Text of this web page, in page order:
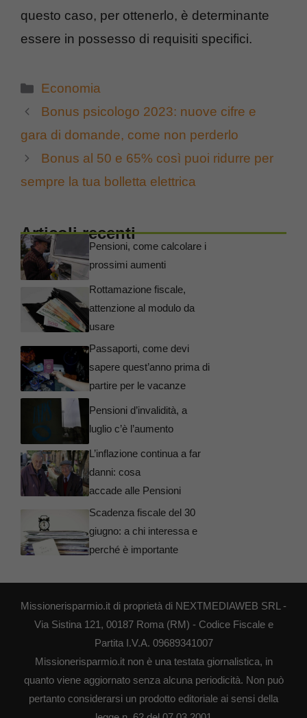
questo caso, per ottenerlo, è determinante
essere in possesso di requisiti specifici.
Categorie
Economia
Bonus psicologo 2023: nuove cifre e
gara di domande, come non perderlo
Bonus al 50 e 65% così puoi ridurre per
sempre la tua bolletta elettrica
Articoli recenti
Pensioni, come calcolare i
prossimi aumenti
Rottamazione fiscale,
attenzione al modulo da
usare
Passaporti, come devi
sapere quest’anno prima di
partire per le vacanze
Pensioni d’invalidità, a
luglio c’è l’aumento
L’inflazione continua a far
danni: cosa
accade alle Pensioni
Scadenza fiscale del 30
giugno: a chi interessa e
perché è importante
Missionerisparmio.it di proprietà di NEXTMEDIAWEB SRL -
Via Sistina 121, 00187 Roma (RM) - Codice Fiscale e
Partita I.V.A. 09689341007
Missionerisparmio.it non è una testata giornalistica, in
quanto viene aggiornato senza alcuna periodicità. Non può
pertanto considerarsi un prodotto editoriale ai sensi della